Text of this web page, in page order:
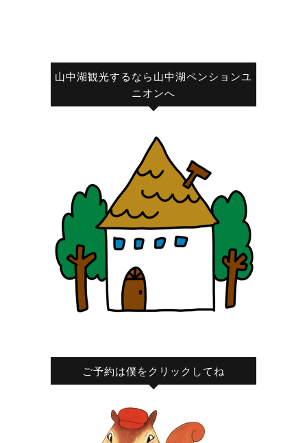
山中湖観光するなら山中湖ペンションユ
ニオンへ
ご予約は僕をクリックしてね